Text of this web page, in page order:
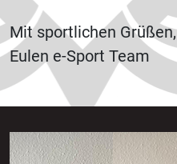
Mit sportlichen Grüßen,
Eulen e-Sport Team